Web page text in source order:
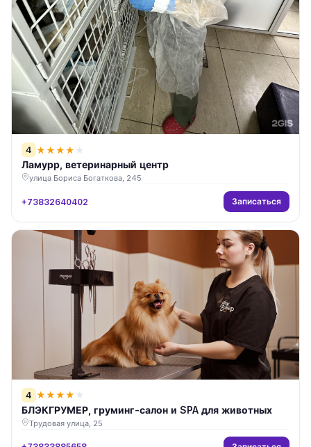
4 ★★★★ ★
Ламурр, ветеринарный центр
улица Бориса Богаткова, 245
+73832640402 Записаться
4 ★★★★ ★
БЛЭКГРУМЕР, груминг-салон и SPA для животных
Трудовая улица, 25